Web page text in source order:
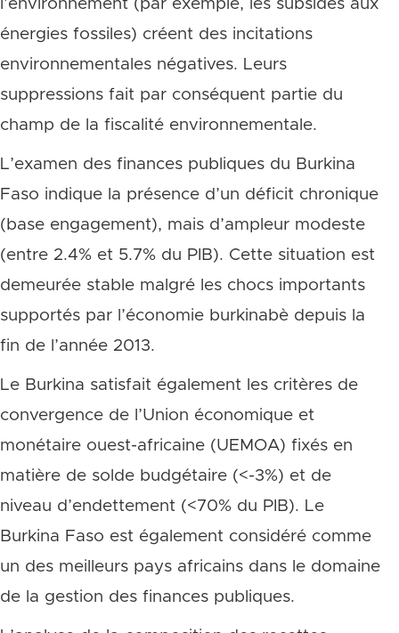
l’environnement (par exemple, les subsides aux
énergies fossiles) créent des incitations
environnementales négatives. Leurs
suppressions fait par conséquent partie du
champ de la fiscalité environnementale.
L’examen des finances publiques du Burkina
Faso indique la présence d’un déficit chronique
(base engagement), mais d’ampleur modeste
(entre 2.4% et 5.7% du PIB). Cette situation est
demeurée stable malgré les chocs importants
supportés par l’économie burkinabè depuis la
fin de l’année 2013.
Le Burkina satisfait également les critères de
convergence de l’Union économique et
monétaire ouest-africaine (UEMOA) fixés en
matière de solde budgétaire (<-3%) et de
niveau d’endettement (<70% du PIB). Le
Burkina Faso est également considéré comme
un des meilleurs pays africains dans le domaine
de la gestion des finances publiques.